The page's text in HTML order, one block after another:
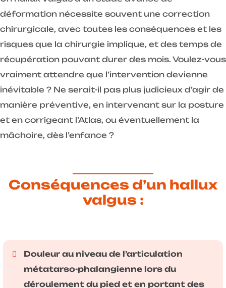
déformation nécessite souvent une correction
chirurgicale, avec toutes les conséquences et les
risques que la chirurgie implique, et des temps de
récupération pouvant durer des mois. Voulez-vous
vraiment attendre que l’intervention devienne
inévitable ? Ne serait-il pas plus judicieux d’agir de
manière préventive, en intervenant sur la posture
et en corrigeant l’Atlas, ou éventuellement la
mâchoire, dès l’enfance ?
Conséquences d’un hallux
valgus :
Douleur au niveau de l’articulation
métatarso-phalangienne lors du
déroulement du pied et en portant des